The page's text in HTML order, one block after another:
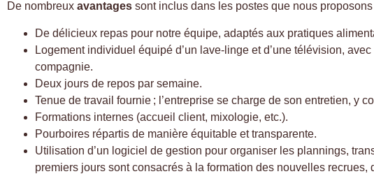
De nombreux avantages sont inclus dans les postes que nous proposons
De délicieux repas pour notre équipe, adaptés aux pratiques
Logement individuel équipé d’un lave-linge et d’une télévision,
compagnie.
Deux jours de repos par semaine.
Tenue de travail fournie ; l’entreprise se charge de son entretien, y
Formations internes (accueil client, mixologie, etc.).
Pourboires répartis de manière équitable et transparente.
Utilisation d’un logiciel de gestion pour organiser les plannings,
premiers jours sont consacrés à la formation des nouvelles